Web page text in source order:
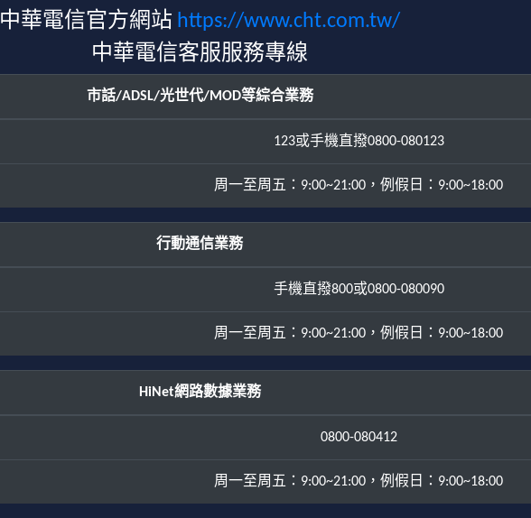
中華電信官方網站 https://www.cht.com.tw/
中華電信客服服務專線
市話/ADSL/光世代/MOD等綜合業務
123或手機直撥0800-080123
周一至周五：9:00~21:00，例假日：9:00~18:00
行動通信業務
手機直撥800或0800-080090
周一至周五：9:00~21:00，例假日：9:00~18:00
HiNet網路數據業務
0800-080412
周一至周五：9:00~21:00，例假日：9:00~18:00